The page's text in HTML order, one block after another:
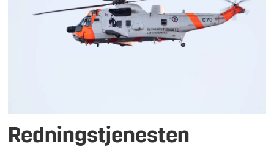
Redningstjenesten